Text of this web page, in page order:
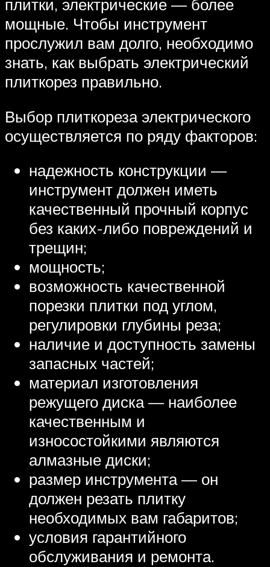
плитки, электрические — более
мощные. Чтобы инструмент
прослужил вам долго, необходимо
знать, как выбрать электрический
плиткорез правильно.
Выбор плиткореза электрического
осуществляется по ряду факторов:
надежность конструкции —
инструмент должен иметь
качественный прочный корпус
без каких-либо повреждений и
трещин;
мощность;
возможность качественной
порезки плитки под углом,
регулировки глубины реза;
наличие и доступность замены
запасных частей;
материал изготовления
режущего диска — наиболее
качественным и
износостойкими являются
алмазные диски;
размер инструмента — он
должен резать плитку
необходимых вам габаритов;
условия гарантийного
обслуживания и ремонта.